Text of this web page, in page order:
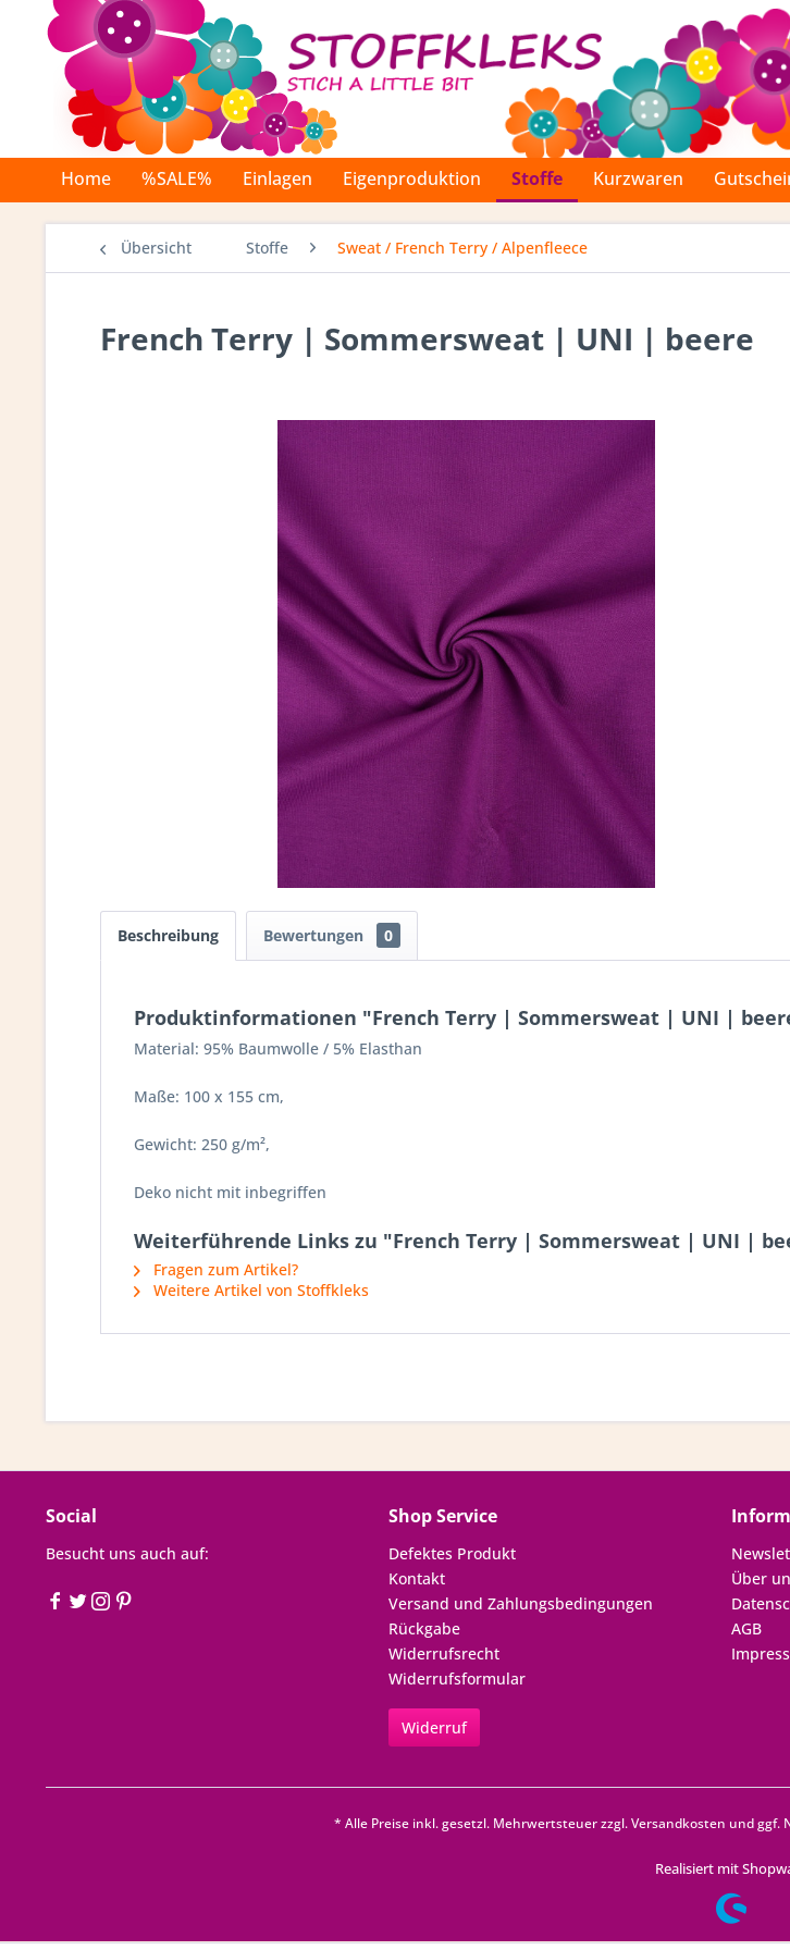
Home %SALE% Einlagen Eigenproduktion Stoffe Kurzwaren
Übersicht Stoffe Sweat / French Terry / Alpenfleece
French Terry | Sommersweat | UNI | beere
Beschreibung Bewertungen 0
Produktinformationen "French Terry | Sommersweat | UNI |
Material: 95% Baumwolle / 5% Elasthan
Maße: 100 x 155 cm,
Gewicht: 250 g/m²,
Deko nicht mit inbegriffen
Weiterführende Links zu "French Terry | Sommersweat | UNI |
Fragen zum Artikel?
Weitere Artikel von Stoffkleks
Social
Besucht uns auch auf:
Shop Service
Defektes Produkt
Kontakt
Versand und Zahlungsbedingungen
Rückgabe
Widerrufsrecht
Widerrufsformular
Widerruf
Über
AGB
* Alle Preise inkl. gesetzl. Mehrwertsteuer zzgl.Versandkosten und ggf.
Realisiert mit